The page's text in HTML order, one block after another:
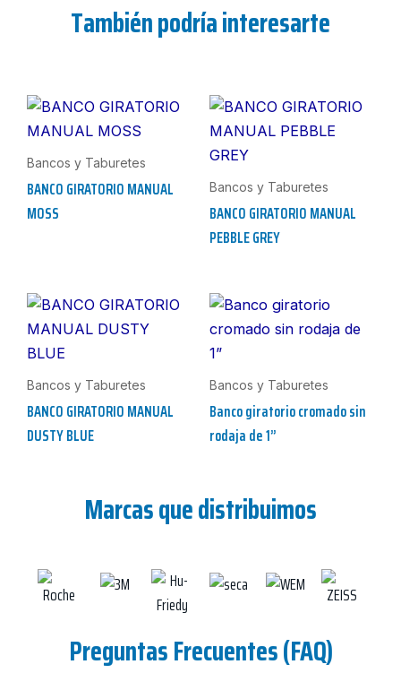
También podría interesarte
Bancos y Taburetes
BANCO GIRATORIO MANUAL
MOSS
Bancos y Taburetes
BANCO GIRATORIO MANUAL
PEBBLE GREY
Bancos y Taburetes
BANCO GIRATORIO MANUAL
DUSTY BLUE
Bancos y Taburetes
Banco giratorio cromado sin
rodaja de 1”
Marcas que distribuimos
Preguntas Frecuentes (FAQ)